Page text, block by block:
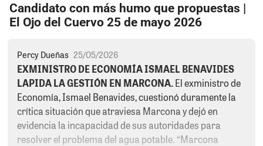
Candidato con más humo que propuestas |
El Ojo del Cuervo 25 de mayo 2026
Percy Dueñas 25/05/2026
EXMINISTRO DE ECONOMÍA ISMAEL BENAVIDES
LAPIDA LA GESTIÓN EN MARCONA.El exministro de
Economía, Ismael Benavides, cuestionó duramente la
crítica situación que atraviesa Marcona y dejó en
evidencia la incapacidad de sus autoridades para
resolver el problema del agua potable. “Marcona